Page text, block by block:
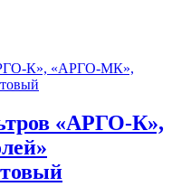
«АРГО-К»,